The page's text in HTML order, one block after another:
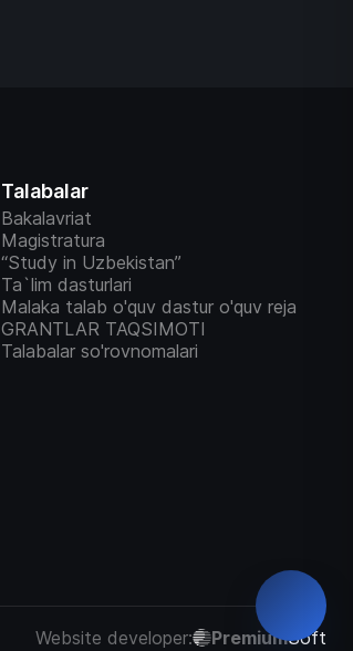
Talabalar
Bakalavriat
Magistratura
“Study in Uzbekistan”
Ta`lim dasturlari
Malaka talab o'quv dastur o'quv reja
GRANTLAR TAQSIMOTI
Talabalar so'rovnomalari
Website developer: PremiumSoft